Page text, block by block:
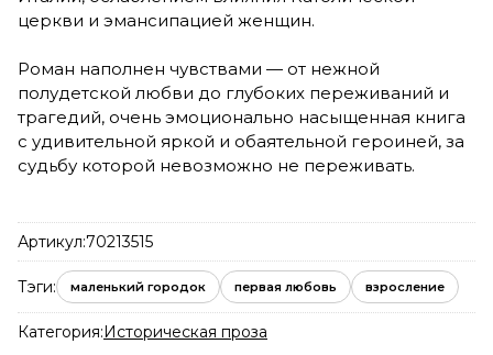
церкви и эмансипацией женщин.
Роман наполнен чувствами — от нежной
полудетской любви до глубоких переживаний и
трагедий, очень эмоционально насыщенная книга
с удивительной яркой и обаятельной героиней, за
судьбу которой невозможно не переживать.
Артикул:70213515
Тэги: маленький городок первая любовь взросление
Категория:Историческая проза